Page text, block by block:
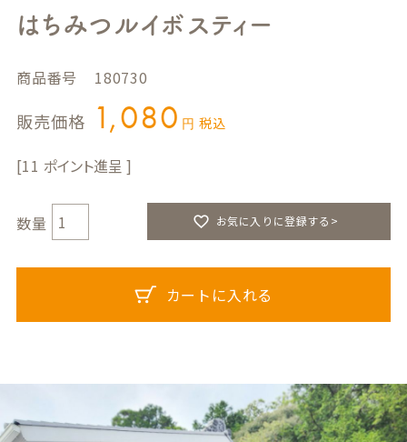
はちみつルイボスティー
商品番号 180730
販売価格 1,080 税込
11
お気に入りに登録する>
カートに入れる